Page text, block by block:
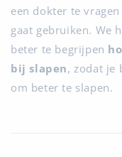
een dokter te
gaat gebruiken. We
beter te begrijpen
bij slapen, zodat je
om beter te slapen.